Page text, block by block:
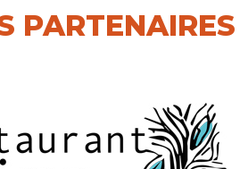
PARTENAIRES